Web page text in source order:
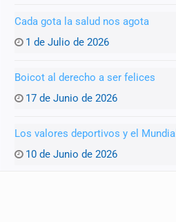
Cada gota la salud nos agota
1 de Julio de 2026
Boicot al derecho a ser felices
17 de Junio de 2026
Los valores deportivos y el Mundial
10 de Junio de 2026